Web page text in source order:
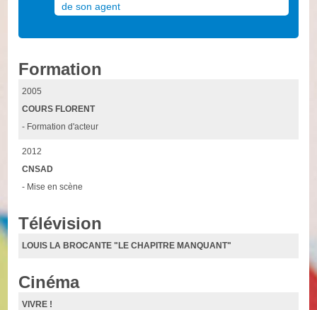
de son agent
Formation
2005
COURS FLORENT
- Formation d'acteur
2012
CNSAD
- Mise en scène
Télévision
LOUIS LA BROCANTE "LE CHAPITRE MANQUANT"
Cinéma
VIVRE !